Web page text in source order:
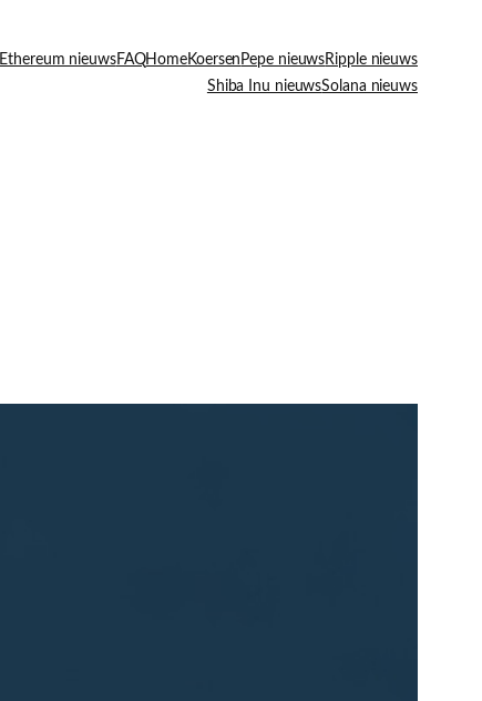
Ethereum nieuwsFAQHomeKoersen Pepe nieuwsRipple nieuws
Shiba Inu nieuwsSolana nieuws